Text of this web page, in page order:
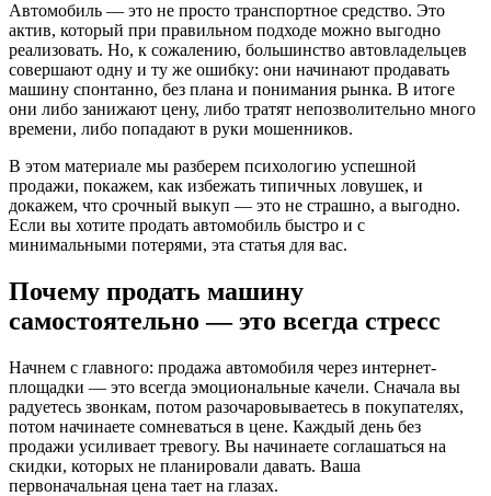
Автомобиль — это не просто транспортное средство. Это
актив, который при правильном подходе можно выгодно
реализовать. Но, к сожалению, большинство автовладельцев
совершают одну и ту же ошибку: они начинают продавать
машину спонтанно, без плана и понимания рынка. В итоге
они либо занижают цену, либо тратят непозволительно много
времени, либо попадают в руки мошенников.
В этом материале мы разберем психологию успешной
продажи, покажем, как избежать типичных ловушек, и
докажем, что срочный выкуп — это не страшно, а выгодно.
Если вы хотите продать автомобиль быстро и с
минимальными потерями, эта статья для вас.
Почему продать машину
самостоятельно — это всегда стресс
Начнем с главного: продажа автомобиля через интернет-
площадки — это всегда эмоциональные качели. Сначала вы
радуетесь звонкам, потом разочаровываетесь в покупателях,
потом начинаете сомневаться в цене. Каждый день без
продажи усиливает тревогу. Вы начинаете соглашаться на
скидки, которых не планировали давать. Ваша
первоначальная цена тает на глазах.